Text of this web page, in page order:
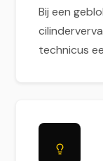
Bij een
technicus